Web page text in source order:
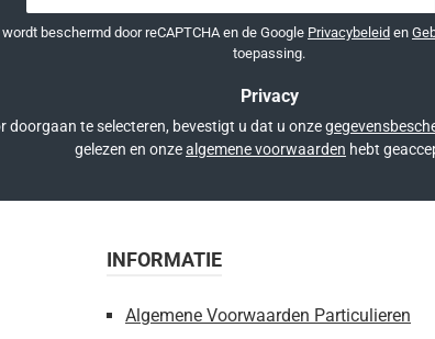
beschermd door reCAPTCHA en de Google Privacybeleid en
toepassing.
Privacy
doorgaan te selecteren, bevestigt u dat u onze
gelezen en onzealgemene voorwaarden hebt
INFORMATIE
Algemene Voorwaarden Particulieren